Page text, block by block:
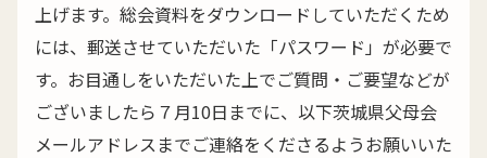
上げます。総会資料をダウンロードしていただくため
には、郵送させていただいた「パスワード」が必要で
す。お目通しをいただいた上でご質問・ご要望などが
ございましたら７月10日までに、以下茨城県父母会
メールアドレスまでご連絡をくださるようお願いいた